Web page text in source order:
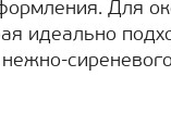
Для
идеально